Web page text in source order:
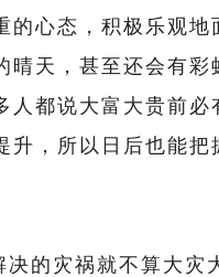
的心态，积极乐观地
晴天，甚至还会有彩
人都说大富大贵前必
升，所以日后也能把
的灾祸就不算大灾